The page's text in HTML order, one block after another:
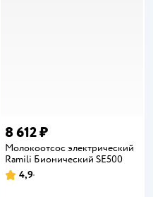
8 612 ₽
Молокоотсос электрический
Ramili Бионический SE500
Рейтинг:
4,9